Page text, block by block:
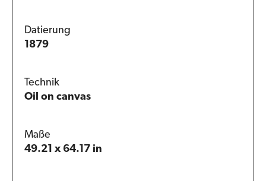
Datierung
1879
Technik
Oil on canvas
Maße
49.21 x 64.17 in